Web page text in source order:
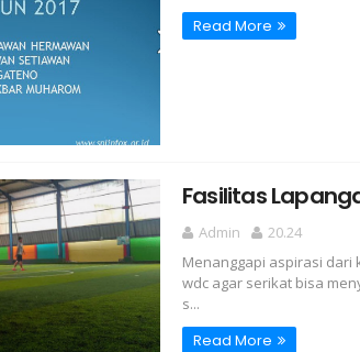
Read More
Fasilitas
Admin
20.24
Menanggapi aspirasi dari
wdc agar serikat bisa
s...
Read More